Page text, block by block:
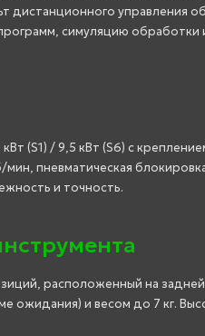
дистанционного управления
симуляцию обработки
(S1) / 9,5 кВт (S6) с
пневматическая
и точность.
расположенный на
ожидания) и весом до 7 кг.